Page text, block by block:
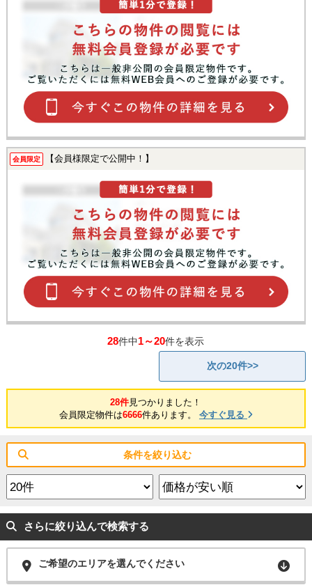
会員限定 【会員様限定で公開中！】
28件中1～20件を表示
次の20件>>
28件見つかりました！
会員限定物件は6666件あります。 今すぐ見る
条件を絞り込む
さらに絞り込んで検索する
ご希望のエリアを選んでください